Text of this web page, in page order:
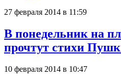
27 февраля 2014 в 11:59
В понедельник на
прочтут стихи
10 февраля 2014 в 10:47